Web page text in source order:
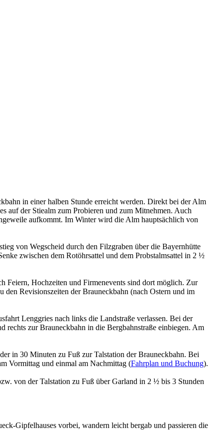
in einer halben Stunde erreicht werden. Direkt bei der Alm
auf der Stiealm zum Probieren und zum Mitnehmen. Auch
aufkommt. Im Winter wird die Alm hauptsächlich von
von Wegscheid durch den Filzgraben über die Bayernhütte
zwischen dem Rotöhrsattel und dem Probstalmsattel in 2 ½
Feiern, Hochzeiten und Firmenevents sind dort möglich. Zur
Revisionszeiten der Brauneckbahn (nach Ostern und im
Lenggries nach links die Landstraße verlassen. Bei der
rechts zur Brauneckbahn in die Bergbahnstraße einbiegen. Am
in 30 Minuten zu Fuß zur Talstation der Brauneckbahn. Bei
Vormittag und einmal am Nachmittag (Fahrplan und Buchung).
von der Talstation zu Fuß über Garland in 2 ½ bis 3 Stunden
Gipfelhauses vorbei, wandern leicht bergab und passieren die